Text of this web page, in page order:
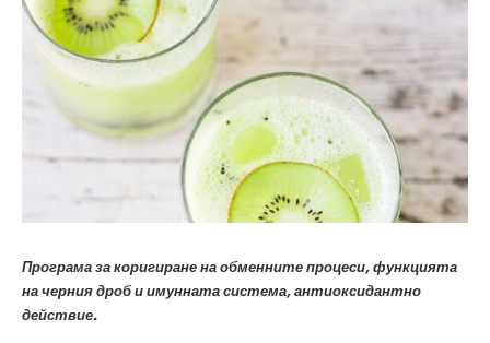
Програма за коригиране на обменните процеси, функцията
на черния дроб и имунната система, антиоксидантно
действие.